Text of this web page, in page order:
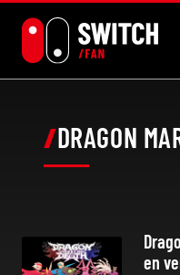
contenu
DRAGON
en